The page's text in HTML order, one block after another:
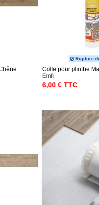
Rupture
Colle pour plinthe
Emfi
6,00 € TTC